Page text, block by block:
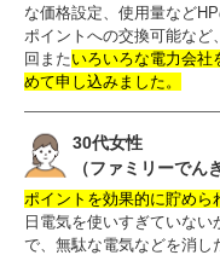
な価格設定、使用量など
ポイントへの交換可能など
回またいろいろな電力会社
めて申し込みました。
30代女性
（ファミリーでん
ポイントを効果的に貯めら
日電気を使いすぎていな
で、無駄な電気などを消し